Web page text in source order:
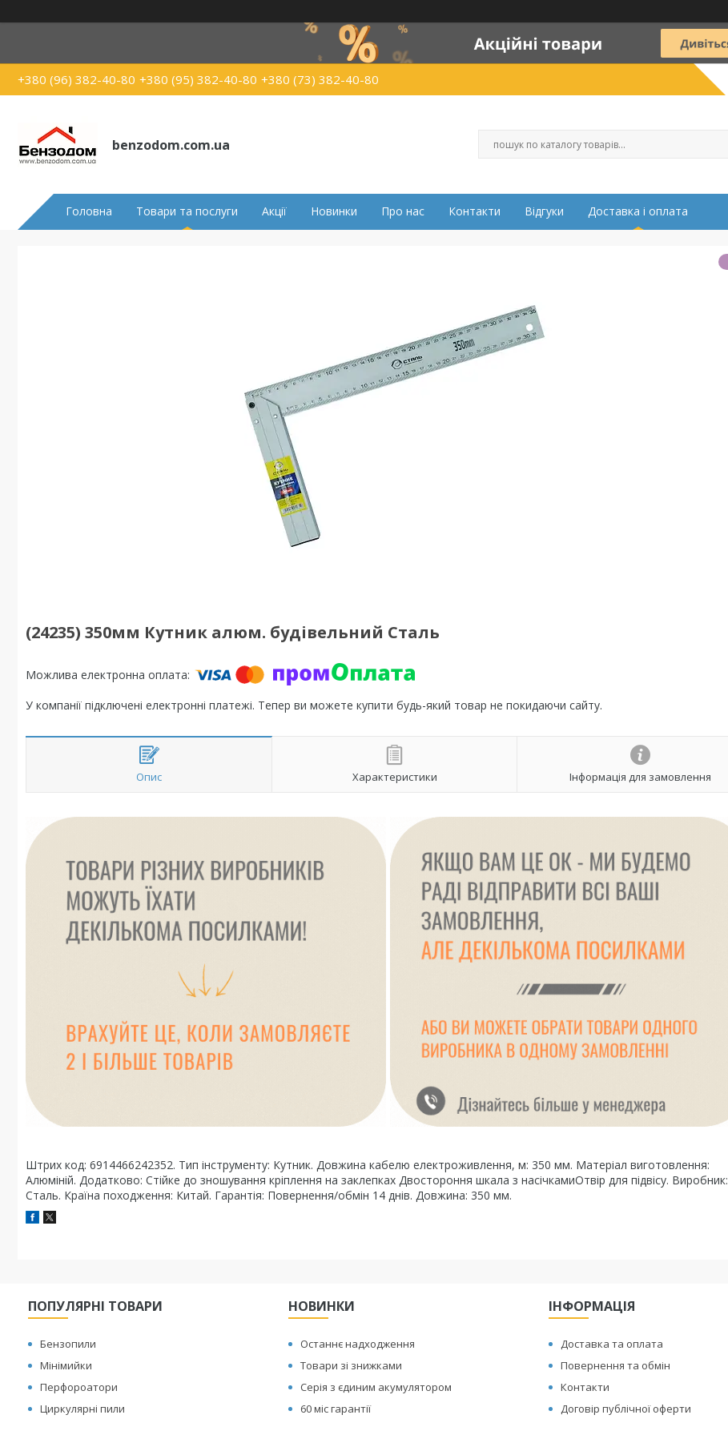
+380 (96) 382-40-80 +380 (95) 382-40-80 +380 (73) 382-40-80
benzodom.com.ua
Головна Товари та послуги Акції Новинки Про нас Контакти Відгуки Доставка і оплата
(24235) 350мм Кутник алюм. будівельний Сталь
У компанії підключені електронні платежі. Тепер ви можете купити будь-який товар не покидаючи сайту.
Опис Характеристики Інформація для замовлення
Штрих код: 6914466242352. Тип інструменту: Кутник. Довжина кабелю електроживлення, м: 350 мм. Матеріал виготовлення:
Алюміній. Додатково: Стійке до зношування кріплення на заклепках Двостороння шкала з насічкамиОтвір для підвісу. Виробник:
Сталь. Країна походження: Китай. Гарантія: Повернення/обмін 14 днів. Довжина: 350 мм.
ПОПУЛЯРНІ ТОВАРИ
Бензопили
Мінімийки
Перфороатори
Циркулярні пили
НОВИНКИ
Останнє надходження
Товари зі знижками
Серія з єдиним акумулятором
60 міс гарантії
ІНФОРМАЦІЯ
Доставка та оплата
Повернення та обмін
Контакти
Договір публічної оферти